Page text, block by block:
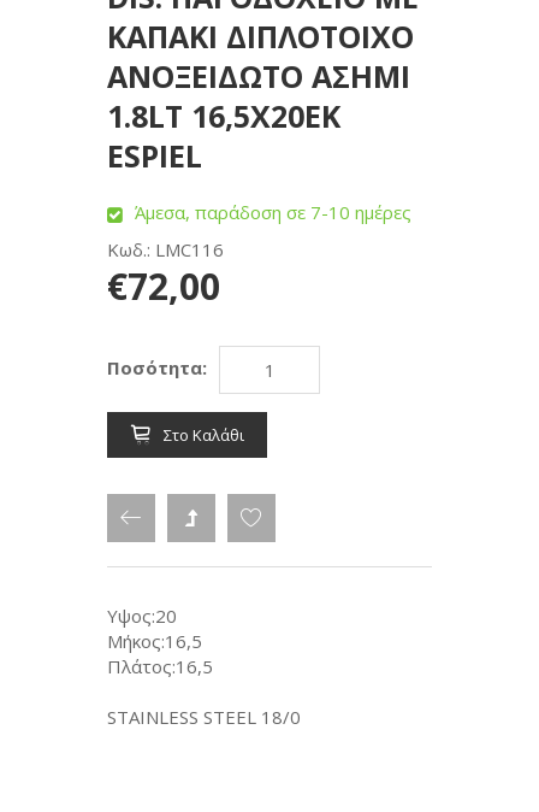
ΚΑΠΑΚΙ ΔΙΠΛΟΤΟΙΧΟ
ΑΝΟΞΕΙΔΩΤΟ ΑΣΗΜΙ
1.8LT 16,5X20EK
ESPIEL
Άμεσα, παράδοση σε 7-10 ημέρες
Κωδ.: LMC116
€72,00
Ποσότητα:
Στο Καλάθι
Υψος:20
Μήκος:16,5
Πλάτος:16,5
STAINLESS STEEL 18/0